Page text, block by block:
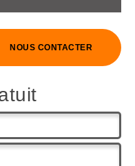
NOUS CONTACTER